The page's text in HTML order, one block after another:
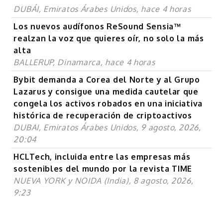
DUBÁI, Emiratos Árabes Unidos, hace 4 horas
Los nuevos audífonos ReSound Sensia™
realzan la voz que quieres oír, no solo la más
alta
BALLERUP, Dinamarca, hace 4 horas
Bybit demanda a Corea del Norte y al Grupo
Lazarus y consigue una medida cautelar que
congela los activos robados en una iniciativa
histórica de recuperación de criptoactivos
DUBAI, Emiratos Árabes Unidos, 9 agosto, 2026,
20:04
HCLTech, incluida entre las empresas más
sostenibles del mundo por la revista TIME
NUEVA YORK y NOIDA (India), 8 agosto, 2026,
9:23